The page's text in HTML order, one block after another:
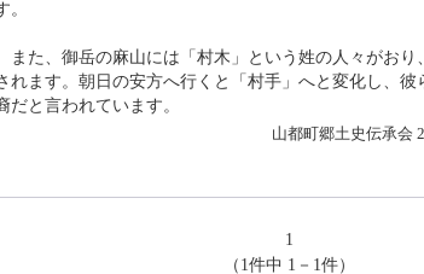
。
また、御岳の麻山には「村木」という姓の人々がおり
れます。朝日の安方へ行くと「村手」へと変化し、彼
だと言われています。
山都町郷土史伝承会
1
（1件中 1－1件）